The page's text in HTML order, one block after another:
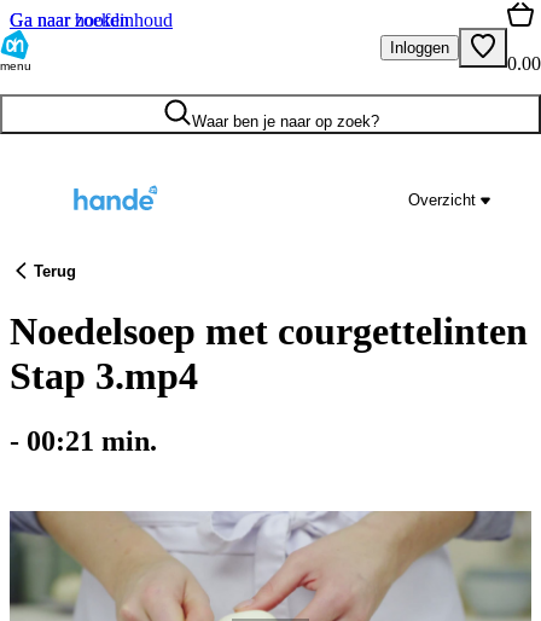
Ga naar hoofdinhoud
Ga naar zoeken
menu
Inloggen
0.00
Waar ben je naar op zoek?
Overzicht
Terug
Noedelsoep met courgettelinten
Stap 3.mp4
- 00:21 min.